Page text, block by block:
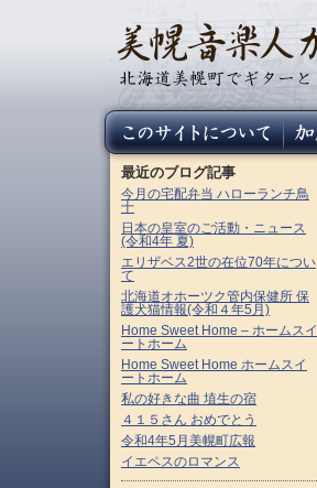
最近のブログ記事
今月の宅配弁当 ハローランチ鳥
十
日本の皇室のご活動・ニュース
(令和4年 夏)
エリザベス2世の在位70年につい
て
北海道オホーツク管内保健所 保
護犬猫情報(令和４年5月)
Home Sweet Home – ホームスイ
ートホーム
Home Sweet Home ホームスイ
ートホーム
私の好きな曲 埴生の宿
４１５さん おめでとう
令和4年5月美幌町広報
イエペスのロマンス